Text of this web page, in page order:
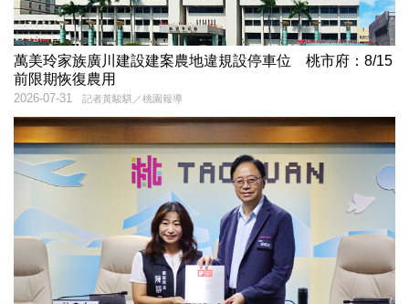
萬美玲家族廣川建設建案農地違規設停車位 桃市府：8/15
前限期恢復農用
記者黃駿騏／桃園報導
2026-07-31